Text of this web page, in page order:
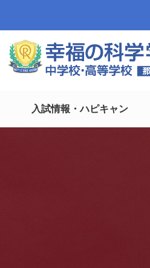
入試情報・ハピキャン